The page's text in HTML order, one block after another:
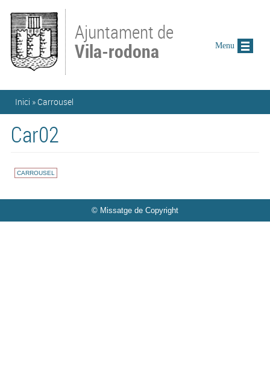
Ajuntament de
Vila-rodona
Esteu aquí
Inici » Carrousel
Car02
CARROUSEL
© Missatge de Copyright
Menu